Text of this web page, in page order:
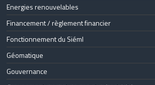
Energies renouvelables
Financement / règlement financier
Fonctionnement du Siéml
Géomatique
Gouvernance